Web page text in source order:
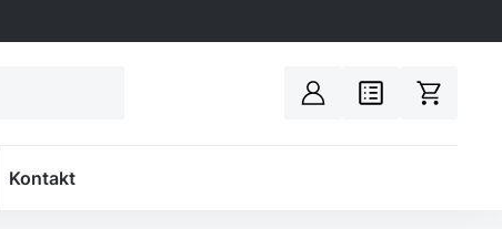
Spacer
Kontakt